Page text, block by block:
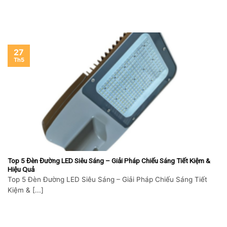
Top 5 Đèn Đường LED Siêu Sáng – Giải Pháp Chiếu Sáng Tiết Kiệm &
Hiệu Quả
Top 5 Đèn Đường LED Siêu Sáng – Giải Pháp Chiếu Sáng Tiết
Kiệm & [...]
27
Th5